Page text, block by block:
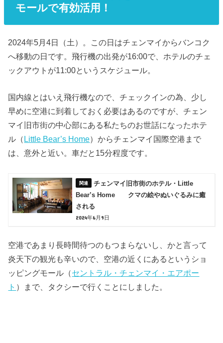
モールで有効活用！
2024年5月4日（土）。この日はチェンマイからバンコク
へ移動の日です。飛行機の出発が16:00で、ホテルのチェ
ックアウトが11:00というスケジュール。
国内線とはいえ飛行機なので、チェックインの為、少し
早めに空港に到着しておく必要はあるのですが、チェン
マイ旧市街の中心部にある私たちのお世話になったホテ
ル（Little Bear’s Home）からチェンマイ国際空港まで
は、意外と近い。車だと15分程度です。
チェンマイ旧市街のホテル・Little
Bear’s Home クマの絵やぬいぐるみに癒
される
2024年6月9日
空港であまり長時間待つのもつまらないし、かと言って
炎天下の観光も辛いので、空港の近くにあるというショ
ッピングモール（セントラル・チェンマイ・エアポー
ト ）まで、タクシーで行くことにしました。